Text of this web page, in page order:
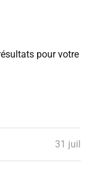
pour votre
31 juil